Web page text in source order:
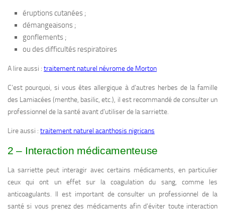
éruptions cutanées ;
démangeaisons ;
gonflements ;
ou des difficultés respiratoires
A lire aussi : traitement naturel névrome de Morton
C’est pourquoi, si vous êtes allergique à d’autres herbes de la famille
des Lamiacées (menthe, basilic, etc.), il est recommandé de consulter un
professionnel de la santé avant d’utiliser de la sarriette.
Lire aussi : traitement naturel acanthosis nigricans
2 – Interaction médicamenteuse
La sarriette peut interagir avec certains médicaments, en particulier
ceux qui ont un effet sur la coagulation du sang, comme les
anticoagulants. Il est important de consulter un professionnel de la
santé si vous prenez des médicaments afin d’éviter toute interaction